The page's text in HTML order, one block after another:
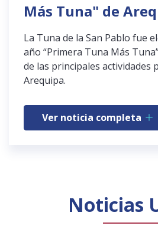
Más Tuna" de
La Tuna de la San Pablo fue
año “Primera Tuna Más
de las principales actividades
Arequipa.
Ver noticia completa
Noticias